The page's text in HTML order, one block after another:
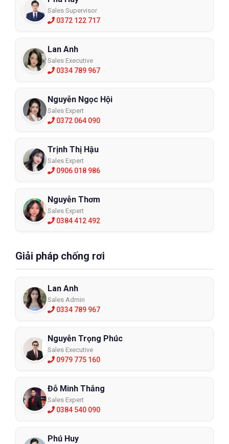
Sales Supervisor
0372 122 717
Lan Anh
Sales Executive
0334 789 967
Nguyễn Ngọc Hội
Sales Expert
0372 064 090
Trịnh Thị Hậu
Sales Expert
0906 018 986
Nguyễn Thơm
Sales Expert
0384 412 492
Giải pháp chống rơi
Lan Anh
Sales Admin
0334 789 967
Nguyễn Trọng Phúc
Sales Executive
0979 775 160
Đỗ Minh Thắng
Sales Expert
0384 540 090
Phú Huy